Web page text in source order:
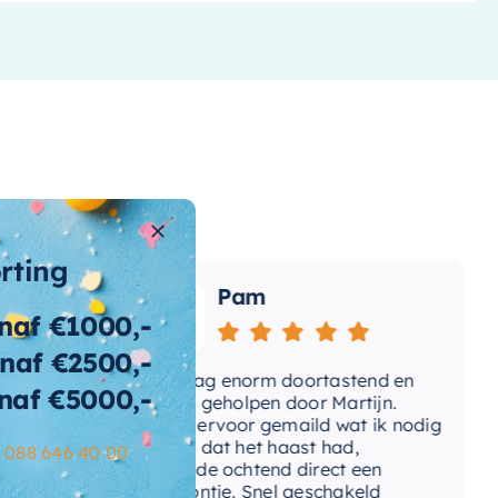
Pam
Vandaag enorm doortastend en
prettig geholpen door Martijn.
Avond ervoor gemaild wat ik nodig
had en dat het haast had,
volgende ochtend direct een
telefoontje. Snel geschakeld
€1000,-
€2500,-
€5000,-
088 646 40 00